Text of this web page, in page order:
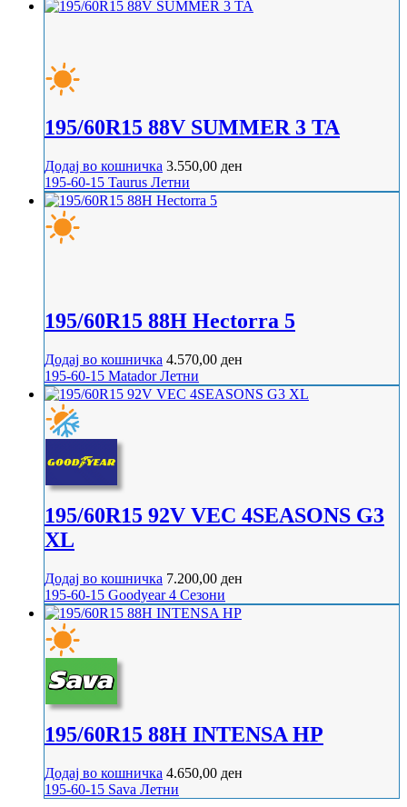
195/60R15 88V SUМMER 3 TA
Додај во кошничка 3.550,00 ден
195-60-15 Taurus Летни
195/60R15 88H Hectorra 5
Додај во кошничка 4.570,00 ден
195-60-15 MatadorЛетни
195/60R15 92V VEC 4SEASONS G3
XL
Додај во кошничка 7.200,00 ден
195-60-15 Goodyear4 Сезони
195/60R15 88H INTENSA HP
Додај во кошничка 4.650,00 ден
195-60-15 Sava Летни